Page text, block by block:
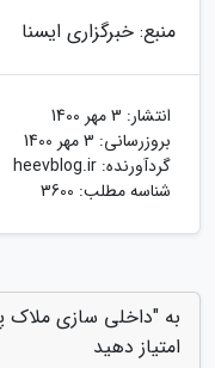
منبع: خبرگزاری ایسنا
انتشار: 3 مهر 1400
بروزرسانی: 3 مهر 1400
گردآورنده: heevblog.ir
شناسه مطلب: 3600
به "داخلی سازی ملاک
امتیاز دهید